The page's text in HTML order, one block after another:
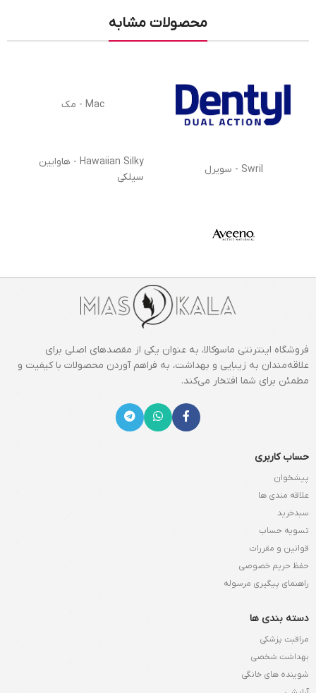
محصولات مشابه
Mac - مک
Swril - سویرل
Hawaiian Silky - هاوایین
سیلکی
فروشگاه اینترنتی ماسوکالا، به عنوان یکی از مقصدهای اصلی برای
علاقه‌مندان به زیبایی و بهداشت، به فراهم آوردن محصولات با کیفیت و
مطمئن برای شما افتخار می‌کند.
حساب کاربری
پیشخوان
علاقه مندی ها
سبدخرید
تسویه حساب
قوانین و مقررات
حفظ حریم خصوصی
راهنمای پیگیری مرسوله
دسته بندی ها
مراقبت پزشکی
بهداشت شخصی
شوینده های خانگی